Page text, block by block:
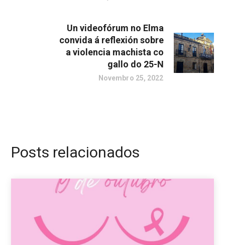
Un videofórum no Elma
convida á reflexión sobre
a violencia machista co
gallo do 25-N
Novembro 25, 2022
Posts relacionados